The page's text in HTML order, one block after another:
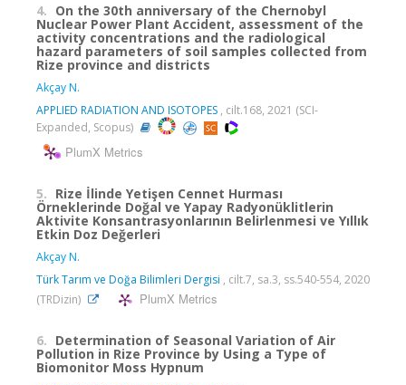
4. On the 30th anniversary of the Chernobyl
Nuclear Power Plant Accident, assessment of the
activity concentrations and the radiological
hazard parameters of soil samples collected from
Rize province and districts
Akçay N.
APPLIED RADIATION AND ISOTOPES , cilt.168, 2021 (SCI-
Expanded, Scopus)
PlumX Metrics
5. Rize İlinde Yetişen Cennet Hurması
Örneklerinde Doğal ve Yapay Radyonüklitlerin
Aktivite Konsantrasyonlarının Belirlenmesi ve Yıllık
Etkin Doz Değerleri
Akçay N.
Türk Tarım ve Doğa Bilimleri Dergisi , cilt.7, sa.3, ss.540-554, 2020
(TRDizin)
PlumX Metrics
6. Determination of Seasonal Variation of Air
Pollution in Rize Province by Using a Type of
Biomonitor Moss Hypnum